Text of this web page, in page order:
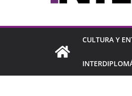
CULTURA Y